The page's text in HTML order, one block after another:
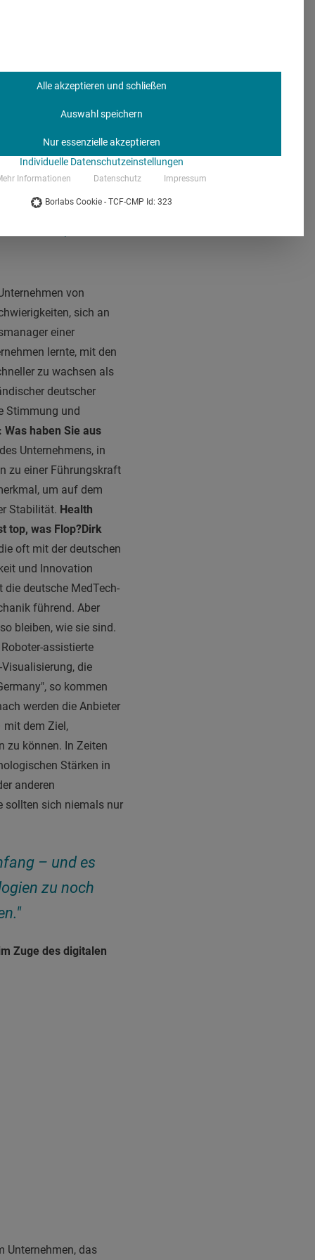
zu profitieren,
die
Innovatoren. Ich habe
Ansätze
war die
führenden
Österreich,
die Vorteile, die
Gesundheitssystem
bleiben, wie
von
sich an
einer
lernte, mit den
zu wachsen als
deutscher
Stimmung und
Was haben Sie aus
Unternehmens, in
zu einer Führungskraft
um auf dem
Stabilität. Health
top, was Flop?Dirk
oft mit der deutschen
und Innovation
deutsche MedTech-
führend. Aber
bleiben, wie sie sind.
assistierte
die
so kommen
werden die Anbieter
mit dem Ziel,
zu können. In Zeiten
Stärken in
anderen
sollten sich niemals nur
– und es
zu noch
Zuge des digitalen
Unternehmen, das
Alle akzeptieren und schließen
Auswahl speichern
Nur essenzielle akzeptieren
Individuelle Datenschutzeinstellungen
Informationen Datenschutz Impressum
Borlabs Cookie - TCF-CMP Id: 323